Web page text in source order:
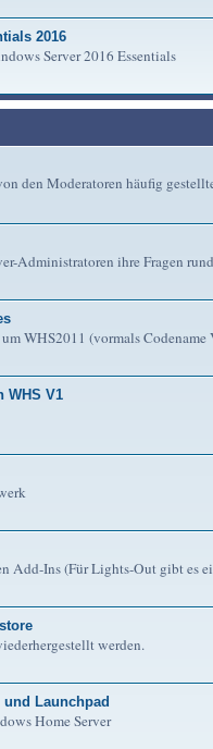
2016
Server 2016 Essentials
den Moderatoren häufig
Administratoren ihre Fragen
WHS2011 (vormals Codename
WHS V1
Add-Ins (Für Lights-Out gibt es
werden.
und Launchpad
Home Server